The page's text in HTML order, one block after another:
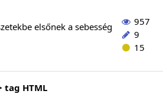
elsőnek a sebesség
957
9
15
tag HTML